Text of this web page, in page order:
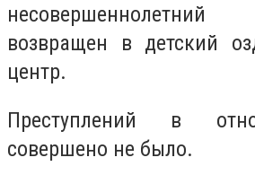
возвращен в детский
центр.
Преступлений в
совершено не было.